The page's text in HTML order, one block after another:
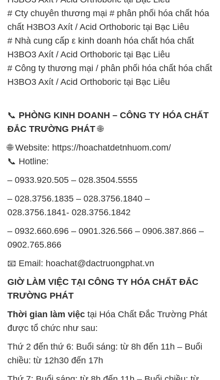
# Công ty thương mại / phân phối hóa chất hóa chất
H3BO3 Axít / Acid Orthoboric tại Bạc Liêu
📞PHÒNG KINH DOANH – CÔNG TY HÓA CHẤT
ĐẮC TRƯỜNG PHÁT 🌐
🌐 Website: https://hoachatdetnhuom.com/
– 0933.920.505 – 028.3504.5555
028.3756.1841- 028.3756.1842
0902.765.866
📧 Email: hoachat@dactruongphat.vn
TRƯỜNG PHÁT
được tổ chức như sau:
Thứ 2 đến thứ 6: Buổi sáng: từ 8h đến 11h – Buổi
chiều: từ 12h30 đến 17h
Thứ 7: Buổi sáng: từ 8h đến 11h – Buổi chiều: từ
12h30 đến 16h
Chủ nhật: Nghỉ chủ nhật hàng tuần